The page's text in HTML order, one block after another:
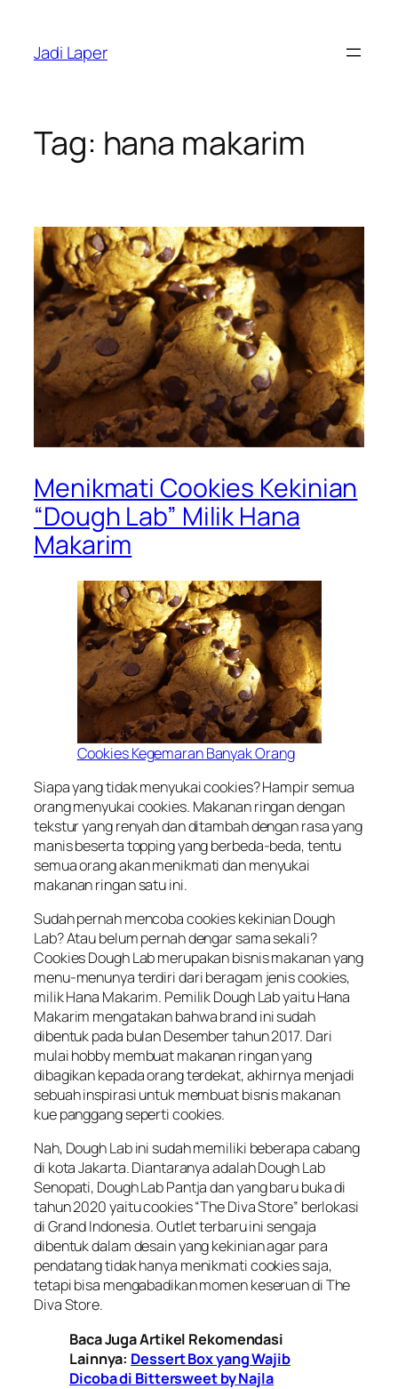
content
Jadi Laper
Tag: hana makarim
Menikmati Cookies Kekinian
“Dough Lab” Milik Hana
Makarim
Cookies Kegemaran Banyak Orang
Siapa yang tidak menyukai cookies? Hampir semua
orang menyukai cookies. Makanan ringan dengan
tekstur yang renyah dan ditambah dengan rasa yang
manis beserta topping yang berbeda-beda, tentu
semua orang akan menikmati dan menyukai
makanan ringan satu ini.
Sudah pernah mencoba cookies kekinian Dough
Lab? Atau belum pernah dengar sama sekali?
Cookies Dough Lab merupakan bisnis makanan yang
menu-menunya terdiri dari beragam jenis cookies,
milik Hana Makarim. Pemilik Dough Lab yaitu Hana
Makarim mengatakan bahwa brand ini sudah
dibentuk pada bulan Desember tahun 2017. Dari
mulai hobby membuat makanan ringan yang
dibagikan kepada orang terdekat, akhirnya menjadi
sebuah inspirasi untuk membuat bisnis makanan
kue panggang seperti cookies.
Nah, Dough Lab ini sudah memiliki beberapa cabang
di kota Jakarta. Diantaranya adalah Dough Lab
Senopati, Dough Lab Pantja dan yang baru buka di
tahun 2020 yaitu cookies “The Diva Store” berlokasi
di Grand Indonesia. Outlet terbaru ini sengaja
dibentuk dalam desain yang kekinian agar para
pendatang tidak hanya menikmati cookies saja,
tetapi bisa mengabadikan momen keseruan di The
Diva Store.
Baca Juga Artikel Rekomendasi
Lainnya: Dessert Box yang Wajib
Dicoba di Bittersweet by Najla